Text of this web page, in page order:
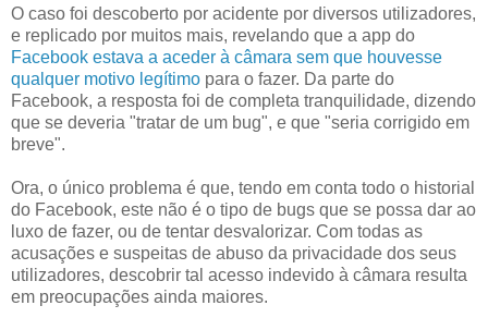
O caso foi descoberto por acidente por diversos utilizadores,
e replicado por muitos mais, revelando que a app do
Facebook estava a aceder à câmara sem que houvesse
qualquer motivo legítimo para o fazer. Da parte do
Facebook, a resposta foi de completa tranquilidade, dizendo
que se deveria "tratar de um bug", e que "seria corrigido em
breve".
Ora, o único problema é que, tendo em conta todo o historial
do Facebook, este não é o tipo de bugs que se possa dar ao
luxo de fazer, ou de tentar desvalorizar. Com todas as
acusações e suspeitas de abuso da privacidade dos seus
utilizadores, descobrir tal acesso indevido à câmara resulta
em preocupações ainda maiores.